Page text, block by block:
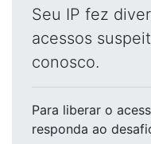
Seu IP fez
acessos
conosco.
Para liberar o
responda ao